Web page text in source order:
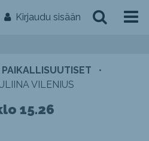
Kirjaudu sisään
•
VILENIUS
15.26